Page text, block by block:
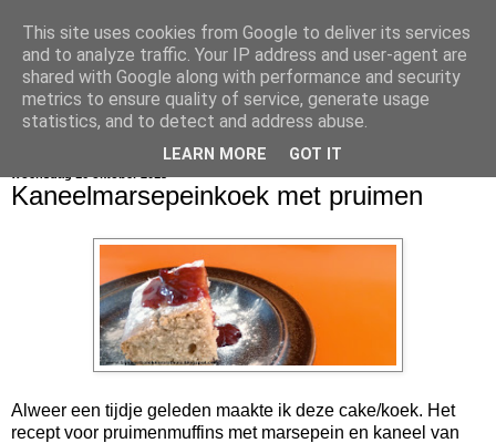
bijna net zo lekker als thuis
Kaneelmarsepeinkoek met pruimen
Alweer een tijdje geleden maakte ik deze cake/koek. Het
recept voor pruimenmuffins met marsepein en kaneel van
This site uses cookies from Google to deliver its services
and to analyze traffic. Your IP address and user-agent are
shared with Google along with performance and security
metrics to ensure quality of service, generate usage
statistics, and to detect and address abuse.
LEARN MORE GOT IT